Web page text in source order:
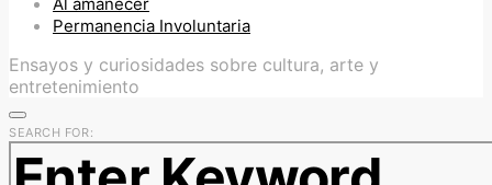
Permanencia Involuntaria
Ensayos y curiosidades sobre cultura, arte y
entretenimiento
SEARCH FOR: